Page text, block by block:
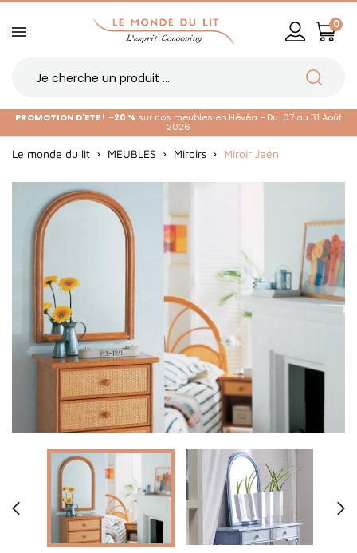
0
PROMOTION D'ETE ! -20 % sur nos meubles en Hévéa - Du 07 au 31 Août
2026
Le monde du lit MEUBLES Miroirs Miroir Jaén
 